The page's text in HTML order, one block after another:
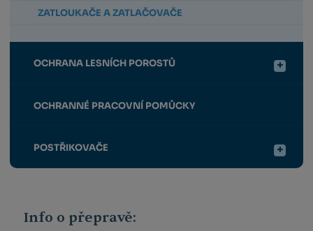
ZATLOUKAČE A ZATLAČOVAČE
OCHRANA LESNÍCH POROSTŮ
OCHRANNÉ PRACOVNÍ POMŮCKY
POSTŘIKOVAČE
Info o přepravě: